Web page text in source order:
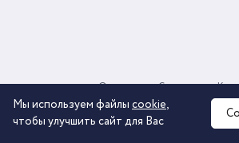
2026 © ООО «КОМОС ГРУПП»
О компании Соглашение
Политика обработки
Мы используем файлы cookie,
чтобы улучшить сайт для Вас